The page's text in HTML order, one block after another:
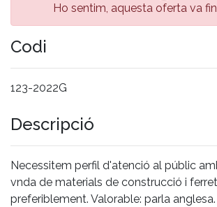
Ho sentim, aquesta oferta va
Codi
123-2022G
Descripció
Necessitem perfil d'atenció al públic
vnda de materials de construcció i
preferiblement. Valorable: parla anglesa.